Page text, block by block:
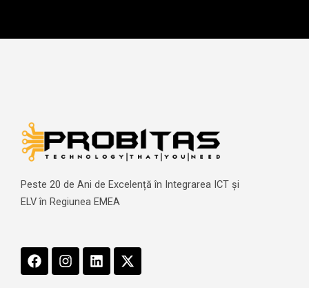
Peste 20 de Ani de Excelență în Integrarea ICT și
ELV în Regiunea EMEA
F
a
I
n
L
i
X
-